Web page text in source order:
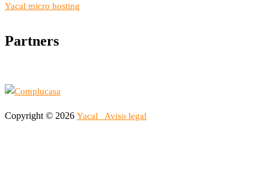
Yacal micro hosting
Partners
Copyright © 2026 Yacal Aviso legal